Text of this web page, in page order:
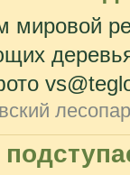
мировой